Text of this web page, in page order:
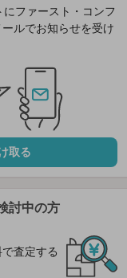
ファースト・コンフ
ルでお知らせを受け
取る
討中の方
査定する